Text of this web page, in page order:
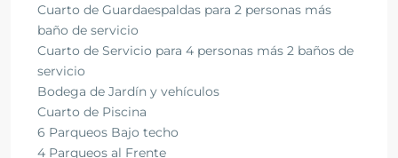
Cuarto de Guardaespaldas para 2 personas más
baño de servicio
Cuarto de Servicio para 4 personas más 2 baños de
servicio
Bodega de Jardín y vehículos
Cuarto de Piscina
6 Parqueos Bajo techo
4 Parqueos al Frente